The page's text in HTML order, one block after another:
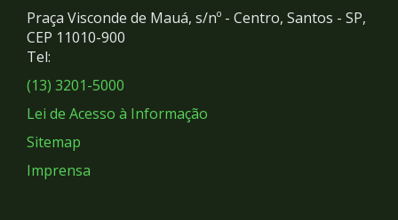
Redes
Sociais
Praça Visconde de Mauá, s/nº - Centro, Santos - SP,
CEP 11010-900
Tel:
(13) 3201-5000
Lei de Acesso à Informação
Sitemap
Imprensa